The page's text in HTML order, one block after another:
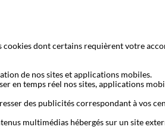
Ainsi, La Banque
dont certains requièrent votre
de nos sites et applications mobiles.
en temps réel nos sites, applications
des publicités correspondant à vos
multimédias hébergés sur un site